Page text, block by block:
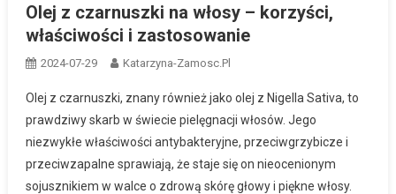
Olej z czarnuszki na włosy – korzyści,
właściwości i zastosowanie
2024-07-29 Katarzyna-Zamosc.pl
Olej z czarnuszki, znany również jako olej z Nigella Sativa, to
prawdziwy skarb w świecie pielęgnacji włosów. Jego
niezwykłe właściwości antybakteryjne, przeciwgrzybicze i
przeciwzapalne sprawiają, że staje się on nieocenionym
sojusznikiem w walce o zdrową skórę głowy i piękne włosy.